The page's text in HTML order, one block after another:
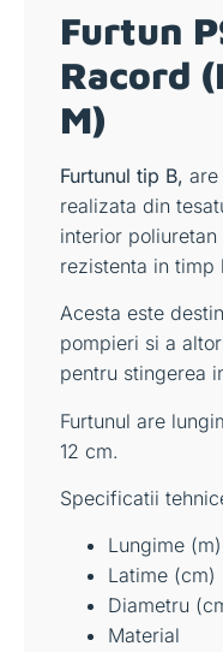
Furtun
Racord
M)
Furtunul tip B, are
realizata din
interior
rezistenta in timp
Acesta este
pompieri si a
pentru stingerea
Furtunul are
12 cm.
Specificatii
Lungime
Latime
Diametru
Material